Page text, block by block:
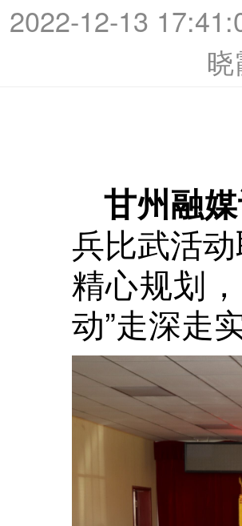
2022-12-13
晓
甘州融
兵比武活
精心规划
动”走深走实